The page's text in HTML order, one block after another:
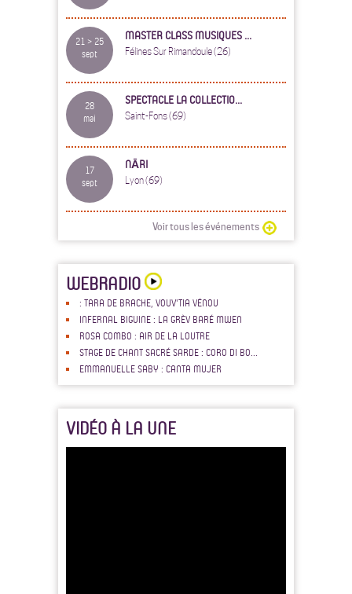
21 > 25
sept
MASTER CLASS MUSIQUES ...
Félines Sur Rimandoule (26)
28
mai
SPECTACLE LA COLLECTIO...
Saint-Fons (69)
17
sept
NĀRI
Lyon (69)
Voir tous les événements
WEBRADIO
: TARA DE BRACHE, VOUV'TIA VÉNOU
INFERNAL BIGUINE : LA GRÈV BARÉ MWEN
ROSA COMBO : AIR DE LA LOUTRE
STAGE DE CHANT SACRÉ SARDE : CORO DI BO...
EMMANUELLE SABY : CANTA MUJER
VIDÉO À LA UNE